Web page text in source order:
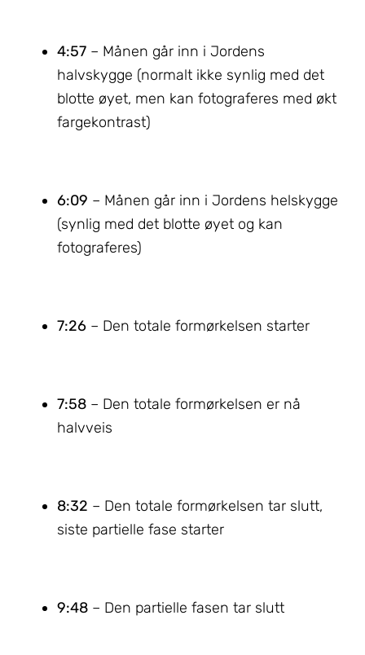
4:57 – Månen går inn i Jordens
halvskygge (normalt ikke synlig med det
blotte øyet, men kan fotograferes med økt
fargekontrast)
6:09 – Månen går inn i Jordens helskygge
(synlig med det blotte øyet og kan
fotograferes)
7:26 – Den totale formørkelsen starter
7:58 – Den totale formørkelsen er nå
halvveis
8:32 – Den totale formørkelsen tar slutt,
siste partielle fase starter
9:48 – Den partielle fasen tar slutt